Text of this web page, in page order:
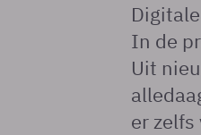
In de
Uit
er